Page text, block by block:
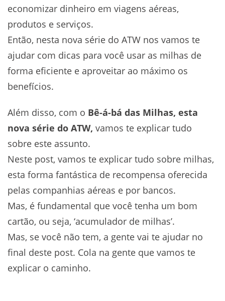
economizar dinheiro em viagens aéreas,
produtos e serviços.
Então, nesta nova série do ATW nos vamos te
ajudar com dicas para você usar as milhas de
forma eficiente e aproveitar ao máximo os
benefícios.
Além disso, com o Bê-á-bá das Milhas, esta
nova série do ATW, vamos te explicar tudo
sobre este assunto.
Neste post, vamos te explicar tudo sobre milhas,
esta forma fantástica de recompensa oferecida
pelas companhias aéreas e por bancos.
Mas, é fundamental que você tenha um bom
cartão, ou seja, ‘acumulador de milhas’.
Mas, se você não tem, a gente vai te ajudar no
final deste post. Cola na gente que vamos te
explicar o caminho.